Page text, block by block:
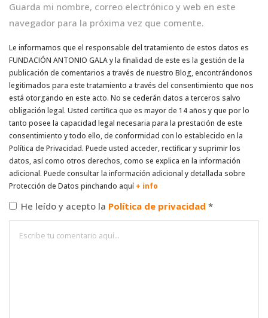
Guarda mi nombre, correo electrónico y web en este
navegador para la próxima vez que comente.
Le informamos que el responsable del tratamiento de estos datos es
FUNDACIÓN ANTONIO GALA y la finalidad de este es la gestión de la
publicación de comentarios a través de nuestro Blog, encontrándonos
legitimados para este tratamiento a través del consentimiento que nos
está otorgando en este acto. No se cederán datos a terceros salvo
obligación legal. Usted certifica que es mayor de 14 años y que por lo
tanto posee la capacidad legal necesaria para la prestación de este
consentimiento y todo ello, de conformidad con lo establecido en la
Política de Privacidad. Puede usted acceder, rectificar y suprimir los
datos, así como otros derechos, como se explica en la información
adicional. Puede consultar la información adicional y detallada sobre
Protección de Datos pinchando aquí + info
He leído y acepto la Política de privacidad *